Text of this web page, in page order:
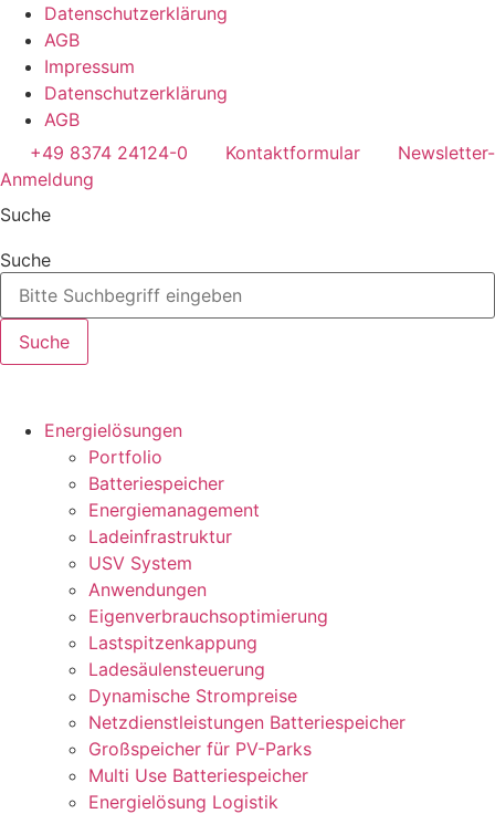
Datenschutzerklärung
AGB
Impressum
Datenschutzerklärung
AGB
+49 8374 24124-0
Kontaktformular
Newsletter-
Anmeldung
Suche
Suche
Suche
Energielösungen
Portfolio
Batteriespeicher
Energiemanagement
Ladeinfrastruktur
USV System
Anwendungen
Eigenverbrauchsoptimierung
Lastspitzenkappung
Ladesäulensteuerung
Dynamische Strompreise
Netzdienstleistungen Batteriespeicher
Großspeicher für PV-Parks
Multi Use Batteriespeicher
Energielösung Logistik